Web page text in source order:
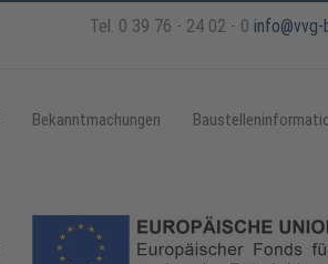
Tel. 0 39 76 - 24 02 - 0 info@vvg-
Bekanntmachungen